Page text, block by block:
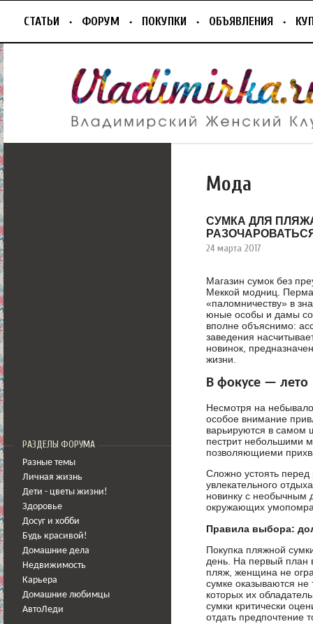
СТАТЬИ ФОРУМ ПОКУПКИ ОБЪЯВЛЕНИЯ
РАЗДЕЛЫ ФОРУМА
Разные темы
Личная жизнь
Дети - цветы жизни!
Здоровье
Досуг и хобби
Будь красивой!
Домашние дела
Недвижимость
Карьера
Домашние любимцы
АвтоЛеди
Мода
СУМКА ДЛЯ
24 марта 2017
Магазин сумок без
Меккой модниц.
«паломничеству» в
юные особы и дамы
вполне объяснимо:
заведения
новинок,
жизни.
В фокусе — лето
Несмотря на
особое внимание
варьируются в самом
пестрит небольшими
позволяющиеми
Сложно устоять
увлекательного
новинку с необычным
окружающих
Правила выбора:
Покупка пляжной
день. На первый план
пляж, женщина не
сумке оказываются
которых их
сумки критически
отдать предпочтение